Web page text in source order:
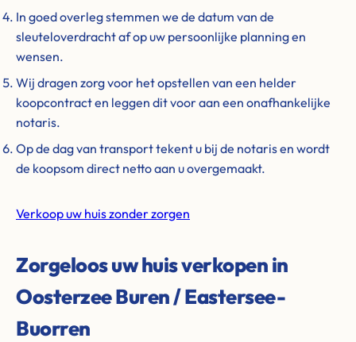
In goed overleg stemmen we de datum van de
sleuteloverdracht af op uw persoonlijke planning en
wensen.
Wij dragen zorg voor het opstellen van een helder
koopcontract en leggen dit voor aan een onafhankelijke
notaris.
Op de dag van transport tekent u bij de notaris en wordt
de koopsom direct netto aan u overgemaakt.
Verkoop uw huis zonder zorgen
Zorgeloos uw huis verkopen in
Oosterzee Buren / Eastersee-
Buorren